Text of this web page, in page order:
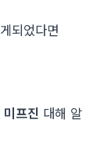
되었다면
프진 대해 알